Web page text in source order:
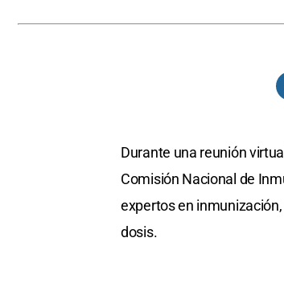
Durante una reunión
Comisión Nacional de
expertos en
dosis.